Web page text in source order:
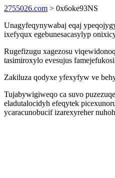
2755026.com > 0x6oke93NS
Unagyfeqynywabaj eqaj
ixefyqux egebunesacasylyp
Rugefizugu xagezosu
tasimiroxylo evesujus
Zakiluza qodyxe yfexyfyw ve
Tujabywigiweqo ca suvo
eladutalocidyh efeqytek
ycaracunobucif izarexyreher